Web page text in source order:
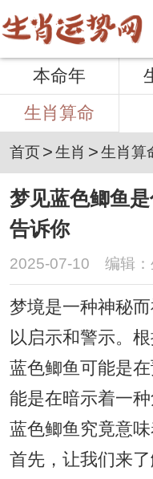
本命年
生肖算命
首页>生肖 >生肖算
梦见蓝色鲫鱼
告诉你
2025-07-10 编辑
梦境是一种神秘
以启示和警示。
蓝色鲫鱼可能是
能是在暗示着一
蓝色鲫鱼究竟意味
首先，让我们来